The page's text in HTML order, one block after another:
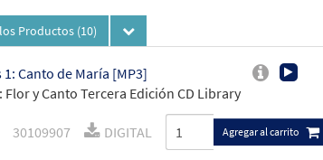
Productos (10)
1: Canto de María [MP3]
Flor y Canto Tercera Edición CD Library
30109907 DIGITAL Agregar al carrito